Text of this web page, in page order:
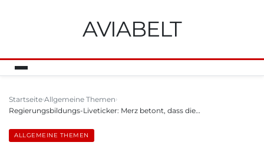
AVIABELT
Startseite Allgemeine Themen
Regierungsbildungs-Liveticker: Merz betont, dass die…
ALLGEMEINE THEMEN